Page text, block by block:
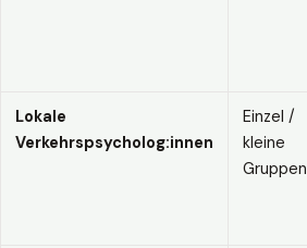
Lokale
Verkehrspsycholog:innen
Einzel /
kleine
Gruppen